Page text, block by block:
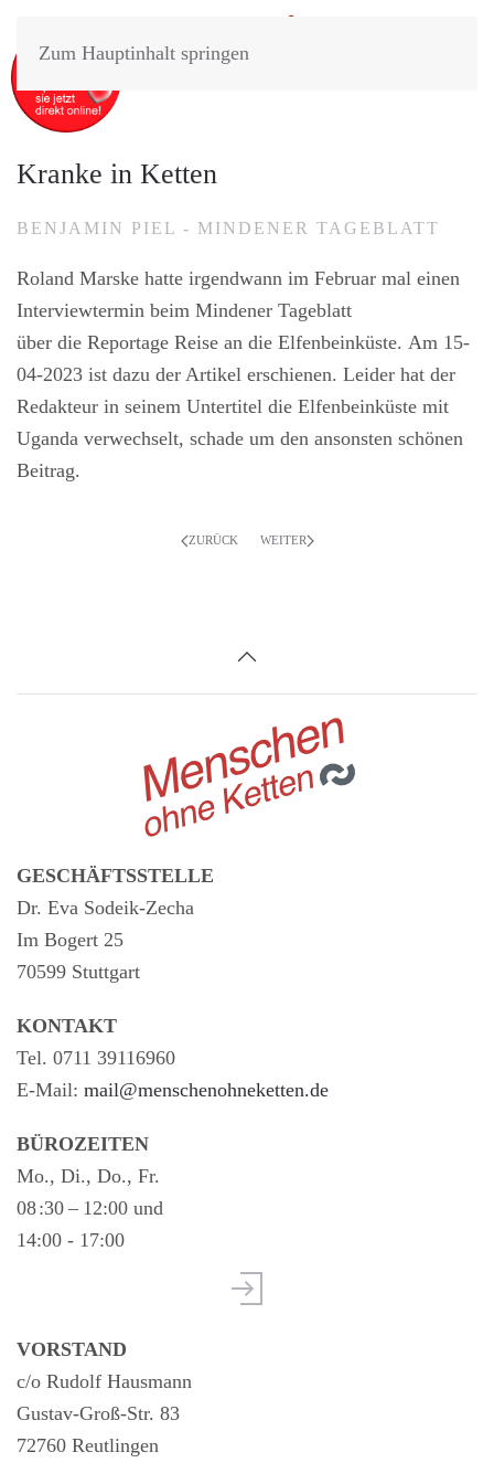
Zum Hauptinhalt springen
Kranke in Ketten
BENJAMIN PIEL - MINDENER TAGEBLATT
Roland Marske hatte irgendwann im Februar mal einen
Interviewtermin beim Mindener Tageblatt
über die Reportage Reise an die Elfenbeinküste. Am 15-
04-2023 ist dazu der Artikel erschienen. Leider hat der
Redakteur in seinem Untertitel die Elfenbeinküste mit
Uganda verwechselt, schade um den ansonsten schönen
Beitrag.
ZURÜCK WEITER
GESCHÄFTSSTELLE
Dr. Eva Sodeik-Zecha
Im Bogert 25
70599 Stuttgart
KONTAKT
Tel. 0711 39116960
E-Mail: mail@menschenohneketten.de
BÜROZEITEN
Mo., Di., Do., Fr.
08 :30 – 12:00 und
14:00 - 17:00
VORSTAND
c/o Rudolf Hausmann
Gustav-Groß-Str. 83
72760 Reutlingen